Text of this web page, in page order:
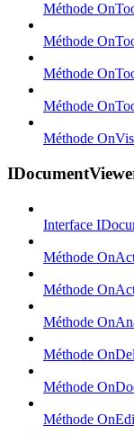
Méthode
Méthode
Méthode
Méthode
Méthode
Interface
Méthode
Méthode
Méthode
Méthode
Méthode
Méthode